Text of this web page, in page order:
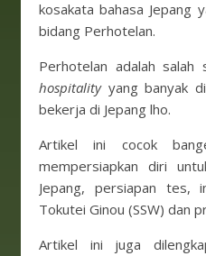
kosakata bahasa Jepang
bidang Perhotelan.
Perhotelan adalah
hospitality yang banyak
bekerja di Jepang lho.
Artikel ini cocok
mempersiapkan diri
Jepang, persiapan tes,
Tokutei Ginou (SSW) dan
Artikel ini juga